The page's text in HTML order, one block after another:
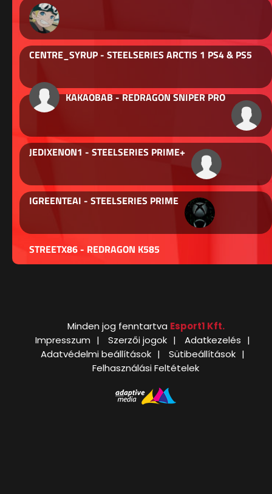
CENTRE_SYRUP - STEELSERIES ARCTIS 1 PS4 & PS5
KAKAOBAB - REDRAGON SNIPER PRO
JEDIXENON1 - STEELSERIES PRIME+
IGREENTEAI - STEELSERIES PRIME
STREETX86 - REDRAGON K585
Minden jog fenntartva Esport1 Kft.
Impresszum
Szerzői jogok
Adatkezelés
Adatvédelmi beállítások
Sütibeállítások
Felhasználási Feltételek